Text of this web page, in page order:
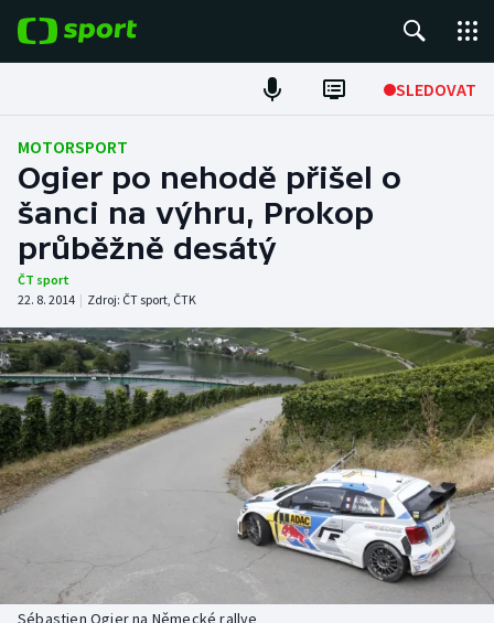
SLEDOVAT
Fotbal
Hokej
Tenis
Atletika
Cyklistika
DALŠÍ SPORTY
Americký fotbal
Basketbal
Biatlon
NEPŘEHLÉDNĚTE
Historické návraty
Aplikace ČT sport
MOTORSPORT
Ogier po nehodě přišel o
šanci na výhru, Prokop
průběžně desátý
ČT sport
22. 8. 2014 | Zdroj: ČT sport, ČTK
Sébastien Ogier na Německé rallye